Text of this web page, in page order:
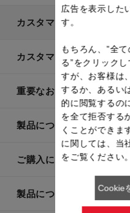
カスタマーサービス
カスタマーサービストップ
重要なお知らせ
製品についてのよくある
ご購入についてのよくあ
製品についてのお問い合
広告を表示した
す。
もちろん、”全
る”をクリック
すが、お客様は
するか、あるい
的に閲覧するの
を全て拒否する
くことができま
に関しては、当
をご覧ください。
Cookie